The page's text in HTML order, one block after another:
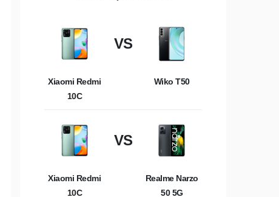
Xiaomi Redmi
10C
VS
Wiko T50
Xiaomi Redmi
10C
VS
Realme Narzo
50 5G